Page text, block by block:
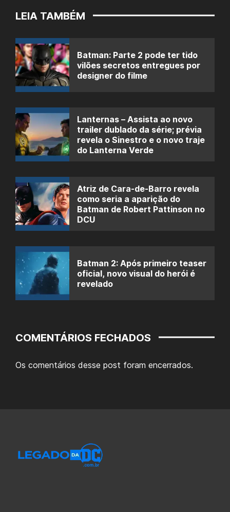
LEIA TAMBÉM
Batman: Parte 2 pode ter tido
vilões secretos entregues por
designer do filme
Lanternas – Assista ao novo
trailer dublado da série; prévia
revela o Sinestro e o novo traje
do Lanterna Verde
Atriz de Cara-de-Barro revela
como seria a aparição do
Batman de Robert Pattinson no
DCU
Batman 2: Após primeiro teaser
oficial, novo visual do herói é
revelado
COMENTÁRIOS FECHADOS
Os comentários desse post foram encerrados.